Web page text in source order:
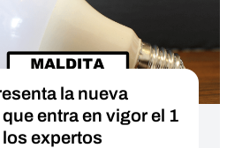
la nueva
entra en vigor el 1
expertos